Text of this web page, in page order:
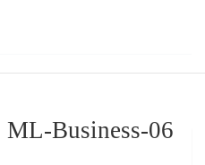
ML-Business-06